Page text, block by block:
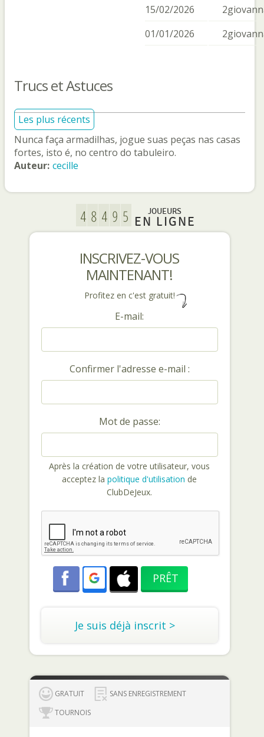
15/02/2026
01/01/2026
Trucs et Astuces
Les plus récents
Nunca faça armadilhas, jogue suas peças nas casas
fortes, isto é, no centro do tabuleiro.
Auteur: cecille
JOUEURS
EN LIGNE
INSCRIVEZ-VOUS
MAINTENANT!
Profitez en c'est gratuit!
E-mail:
Confirmer l'adresse e-mail :
Mot de passe:
Après la création de votre utilisateur, vous
acceptez la politique d'utilisation de
ClubDeJeux.
Je suis déjà inscrit >
GRATUIT
SANS ENREGISTREMENT
TOURNOIS